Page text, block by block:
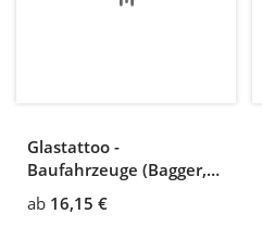
Glastattoo -
Baufahrzeuge (Bagger,
LKW und Fahrmischer)
ab 16,15 €